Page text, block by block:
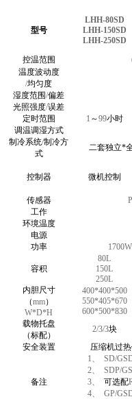
型号
LHH-80SD
LHH-150SD
LHH-250SD
控温范围
温度波动度
/均匀度
湿度范围/偏差
光照强度/误差
定时范围
1 ～99小时
调温调湿方式
制冷系统/制冷方
式
二套独立*
控制器 微机控制
传感器
工作
环境温度
电源
功率
容积
80L
150L
250L
内胆尺寸
（mm）
W*D*H
400*400*500
550*405*670
600*500*830
载物托盘
（标配）
2/3/3块
安全装置
压缩机过
备注
1、
SD/
2、
SDP/
3、
可选配
4、
GP/